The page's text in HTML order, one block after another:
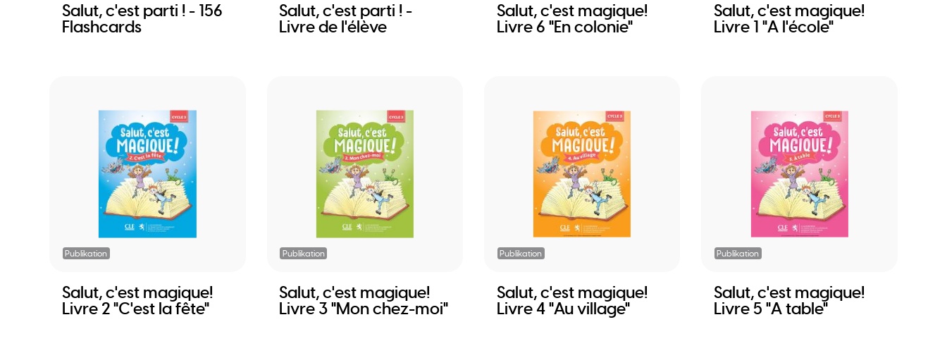
Salut, c'est parti ! - 156
Flashcards
Salut, c'est parti ! -
Livre de l'élève
Salut, c'est magique!
Livre 6 "En colonie"
Salut, c'est magique!
Livre 1 "A l'école"
Publikation
Salut, c'est magique!
Livre 2 "C'est la fête"
Publikation
Salut, c'est magique!
Livre 3 "Mon chez-moi"
Publikation
Salut, c'est magique!
Livre 4 "Au village"
Publikation
Salut, c'est magique!
Livre 5 "A table"